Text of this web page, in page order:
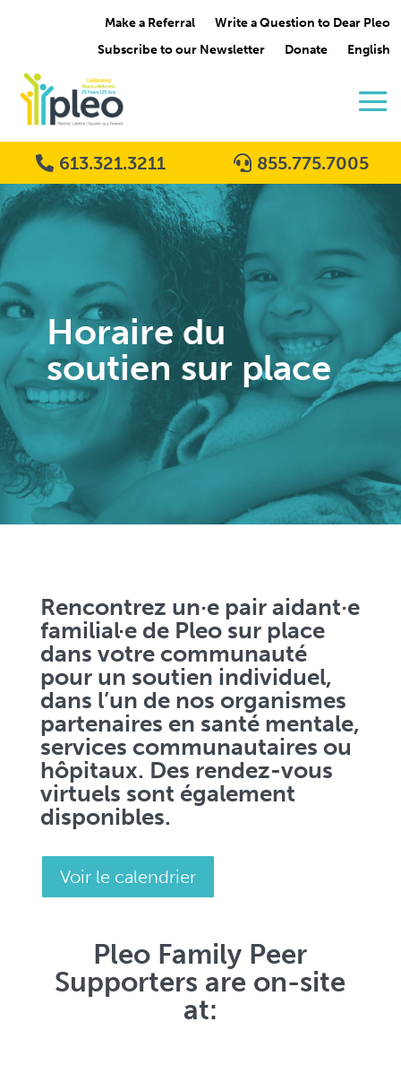
Make a Referral
Write a Question to Dear Pleo
Subscribe to our Newsletter
Donate English
613.321.3211 855.775.7005
Horaire du
soutien sur place
Rencontrez un·e pair aidant·e
familial·e de Pleo sur place
dans votre communauté
pour un soutien individuel,
dans l’un de nos organismes
partenaires en santé mentale,
services communautaires ou
hôpitaux. Des rendez-vous
virtuels sont également
disponibles.
Voir le calendrier
Pleo Family Peer
Supporters are on-site
at: